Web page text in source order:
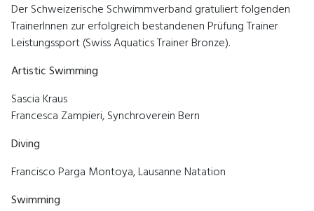
Der Schweizerische Schwimmverband gratuliert folgenden
TrainerInnen zur erfolgreich bestandenen Prüfung Trainer
Leistungssport (Swiss Aquatics Trainer Bronze).
Artistic Swimming
Sascia Kraus
Francesca Zampieri, Synchroverein Bern
Diving
Francisco Parga Montoya, Lausanne Natation
Swimming